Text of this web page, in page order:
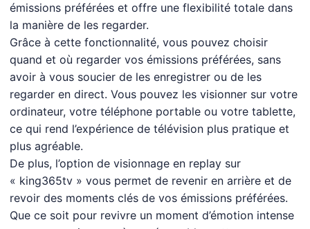
émissions préférées et offre une flexibilité totale dans
la manière de les regarder.
Grâce à cette fonctionnalité, vous pouvez choisir
quand et où regarder vos émissions préférées, sans
avoir à vous soucier de les enregistrer ou de les
regarder en direct. Vous pouvez les visionner sur votre
ordinateur, votre téléphone portable ou votre tablette,
ce qui rend l’expérience de télévision plus pratique et
plus agréable.
De plus, l’option de visionnage en replay sur
« king365tv » vous permet de revenir en arrière et de
revoir des moments clés de vos émissions préférées.
Que ce soit pour revivre un moment d’émotion intense